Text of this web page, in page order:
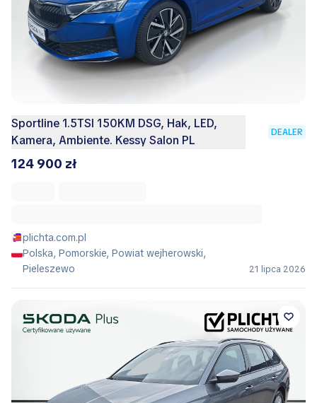
Sportline 1.5TSI 150KM DSG, Hak, LED,
Kamera, Ambiente. Kessy Salon PL
DEALER
124 900 zł
plichta.com.pl
Polska, Pomorskie, Powiat wejherowski,
Pieleszewo
21 lipca 2026